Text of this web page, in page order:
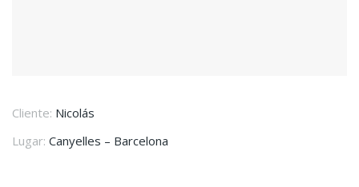
Cliente: Nicolás
Lugar: Canyelles – Barcelona